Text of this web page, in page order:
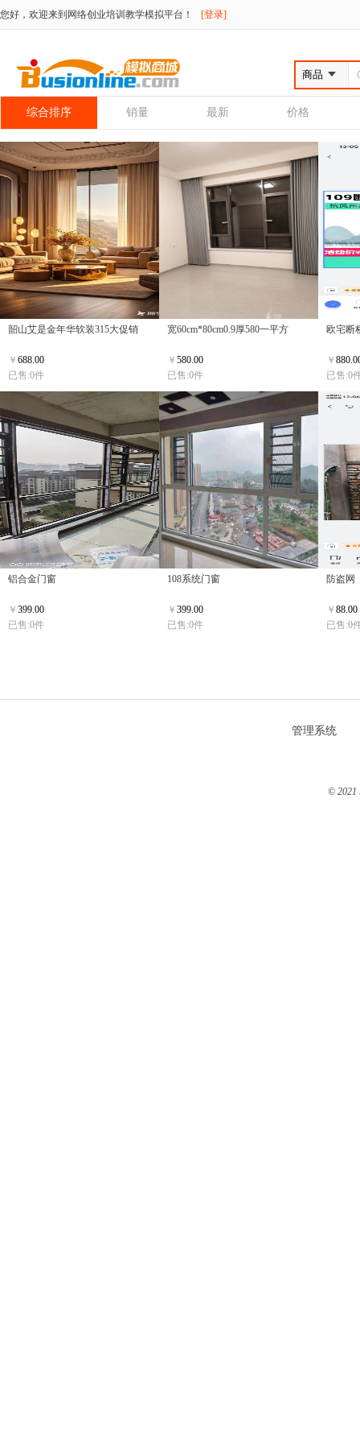
您好，欢迎来到网络创业培训教学模拟平台！ [登录]
综合排序 销量 最新 价格
韶山艾是金年华软装315大促销
￥ 688.00
已售:0件
宽60cm*80cm0.9厚580一平方
￥ 580.00
已售:0件
欧宅断
￥
已售:0
铝合金门窗
￥ 399.00
已售:0件
108系统门窗
￥ 399.00
已售:0件
防盗网
￥ 88.00
已售:0
管理系统
© 2021